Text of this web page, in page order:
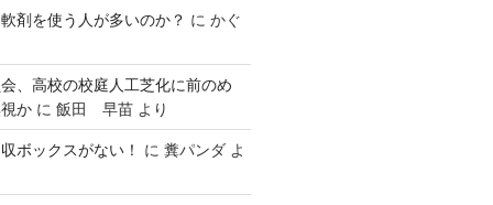
剤を使う人が多いのか？ に かぐ
、高校の校庭人工芝化に前のめ
かに 飯田 早苗より
ボックスがない！ に 糞パンダよ